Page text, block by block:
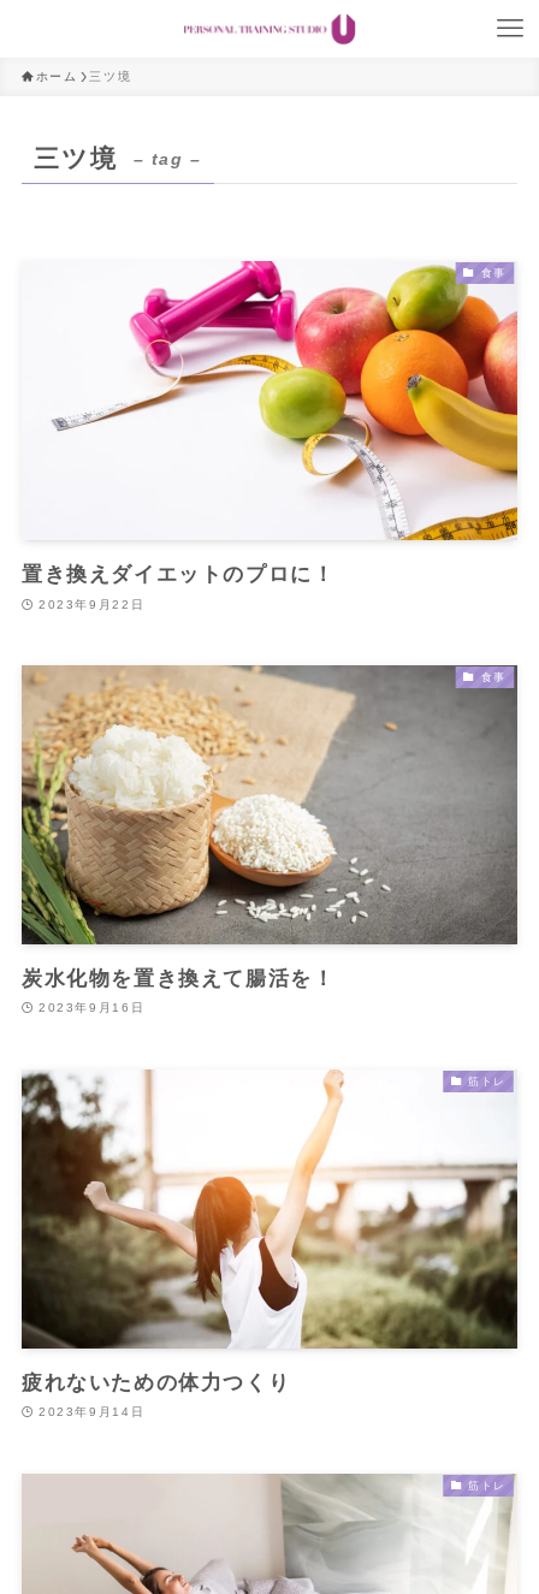
ホーム 三ツ境
三ツ境 – tag –
食事
置き換えダイエットのプロに！
2023年9月22日
食事
炭水化物を置き換えて腸活を！
2023年9月16日
筋トレ
疲れないための体力つくり
2023年9月14日
筋トレ